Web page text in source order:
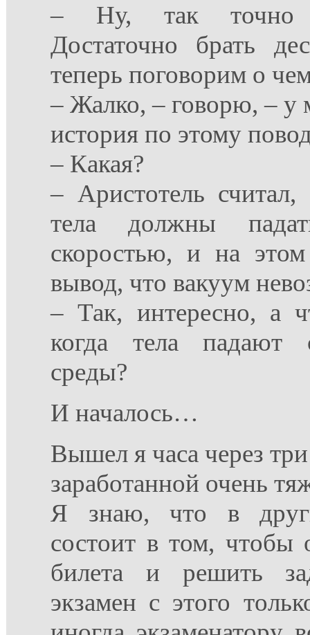
– Ну, так точно
Достаточно брать
теперь поговорим о
– Жалко, – говорю, – у
история по этому
– Какая?
– Аристотель
тела должны
скоростью, и на
вывод, что вакуум
– Так, интересно, а
когда тела падают
среды?
И началось…
Вышел я часа через
заработанной очень
Я знаю, что в
состоит в том, чтобы
билета и решить
экзамен с этого